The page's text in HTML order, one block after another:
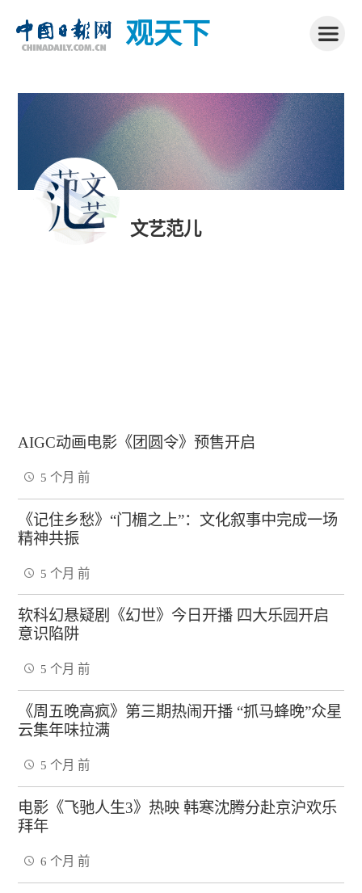
观天下
文艺范儿
AIGC动画电影《团圆令》预售开启
5 个月 前
《记住乡愁》“门楣之上”：文化叙事中完成一场
精神共振
5 个月 前
软科幻悬疑剧《幻世》今日开播 四大乐园开启
意识陷阱
5 个月 前
《周五晚高疯》第三期热闹开播 “抓马蜂晚”众星
云集年味拉满
5 个月 前
电影《飞驰人生3》热映 韩寒沈腾分赴京沪欢乐
拜年
6 个月 前